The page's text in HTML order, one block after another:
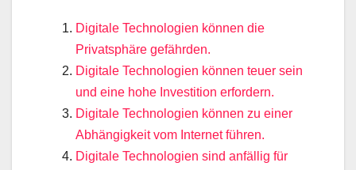
Digitale Technologien können die
Privatsphäre gefährden.
Digitale Technologien können teuer sein
und eine hohe Investition erfordern.
Digitale Technologien können zu einer
Abhängigkeit vom Internet führen.
Digitale Technologien sind anfällig für